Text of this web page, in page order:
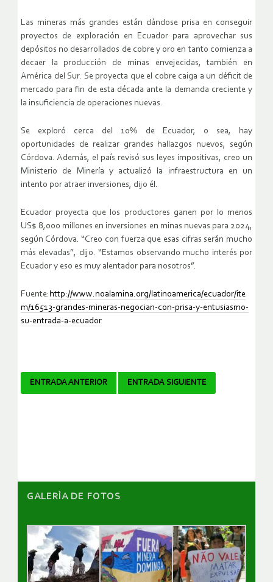
Las mineras más grandes están dándose prisa en conseguir
proyectos de exploración en Ecuador para aprovechar sus
depósitos no desarrollados de cobre y oro en tanto comienza a
decaer la producción de minas envejecidas, también en
América del Sur. Se proyecta que el cobre caiga a un déficit de
mercado para fin de esta década ante la demanda creciente y
la insuficiencia de operaciones nuevas.
Se exploró cerca del 10% de Ecuador, o sea, hay
oportunidades de realizar grandes hallazgos nuevos, según
Córdova. Además, el país revisó sus leyes impositivas, creo un
Ministerio de Minería y actualizó la infraestructura en un
intento por atraer inversiones, dijo él.
Ecuador proyecta que los productores ganen por lo menos
US$ 8,000 millones en inversiones en minas nuevas para 2024,
según Córdova. “Creo con fuerza que esas cifras serán mucho
más elevadas”, dijo. “Estamos observando mucho interés por
Ecuador y eso es muy alentador para nosotros”.
Fuente: http://www.noalamina.org/latinoamerica/ecuador/ite
m/16513-grandes-mineras-negocian-con-prisa-y-entusiasmo-
su-entrada-a-ecuador
Navegador
ENTRADA ANTERIOR ENTRADA SIGUIENTE
GALERÌA DE FOTOS